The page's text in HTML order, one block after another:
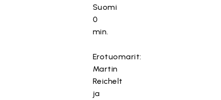
Suomi
0
min.
Erotuomarit:
Martin
Reichelt
ja